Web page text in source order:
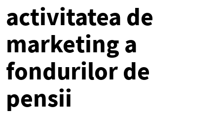
activitatea de
marketing a
fondurilor de
pensii